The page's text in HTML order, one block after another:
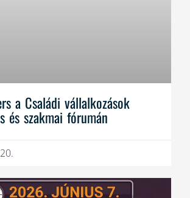
a Családi vállalkozások
és szakmai fórumán